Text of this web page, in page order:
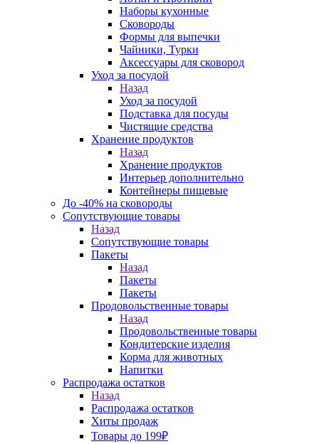
Наборы кухонные
Сковороды
Формы для выпечки
Чайники, Турки
Аксессуары для сковород
Уход за посудой
Назад
Уход за посудой
Подставка для посуды
Чистящие средства
Хранение продуктов
Назад
Хранение продуктов
Интерьер дополнительно
Контейнеры пищевые
До -40% на сковороды
Сопутствующие товары
Назад
Сопутствующие товары
Пакеты
Назад
Пакеты
Пакеты
Продовольственные товары
Назад
Продовольственные товары
Кондитерские изделия
Корма для животных
Напитки
Распродажа остатков
Назад
Распродажа остатков
Хиты продаж
Товары до 199₽